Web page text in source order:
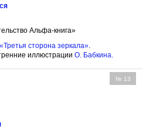
Альфа-книга»
«Третья сторона зеркала».
иллюстрации О. Бабкина.
№ 13